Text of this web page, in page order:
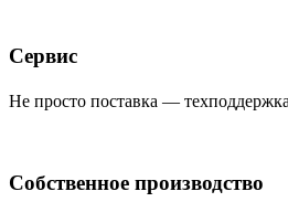
Сервис
Не просто поставка —
Собственное производство